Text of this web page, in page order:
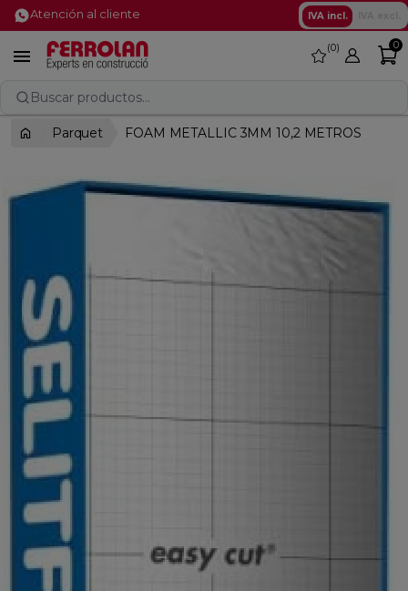
Atención al cliente IVA incl.
 favorite
0 0
Buscar productos...
Parquet FOAM METALLIC 3MM 10,2 METROS